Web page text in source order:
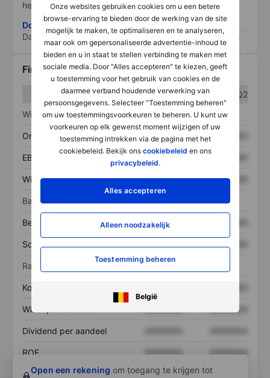
Onze websites gebruiken cookies om u een betere
browse-ervaring te bieden door de werking van de site
mogelijk te maken, te optimaliseren en te analyseren,
maar ook om gepersonaliseerde advertentie-inhoud te
bieden en u in staat te stellen verbinding te maken met
sociale media. Door "Alles accepteren" te kiezen, geeft
u toestemming voor het gebruik van cookies en de
daarmee verband houdende verwerking van
persoonsgegevens. Selecteer "Toestemming beheren"
om uw toestemmingsvoorkeuren te beheren. U kunt uw
voorkeuren op elk gewenst moment wijzigen of uw
toestemming intrekken via de pagina met het
cookiebeleid. Bekijk ons cookiebeleid en ons
privacybeleid.
Alles accepteren
Alleen noodzakelijk
Toestemming beheren
België
het grootste risico).
Download de ESG-risicomethodologie
Data provided by
/
Financiële gegevens
Q1
Q2
Winst/verlies
Omzet XXXXXXX XXXXXXX
EBITDA XXXXXXX
Winst XXXXXXX XXXXXXX
Balans
Bezittingen XXXXXXX
Schulden
Ratio's
Koers/omzetratio
Winst per aandeel XXXXXXX
Dividend per aandeel
ROE XXXXXXX
XXXXXXX
Open een rekening om toegang te krijgen tot